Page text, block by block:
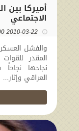
أميركا بين
الاجتماعي
2010-03-22 00:00:00
والفشل
المقدر
نجاحها
العراقي وإثار...